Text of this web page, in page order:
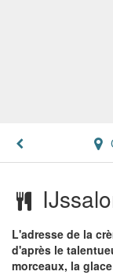
L'adresse de la
d'après le
morceaux, la